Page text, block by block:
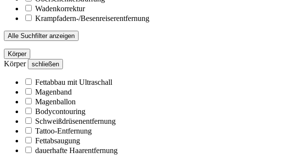
Wadenkorrektur
Krampfadern-/Besenreiserentfernung
Alle Suchfilter anzeigen
Körper
Körper schließen
Fettabbau mit Ultraschall
Magenband
Magenballon
Bodycontouring
Schweißdrüsenentfernung
Tattoo-Entfernung
Fettabsaugung
dauerhafte Haarentfernung